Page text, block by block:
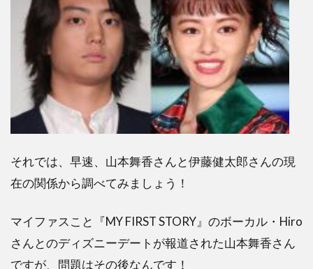
郎から
のプレ
ゼン
ト！？
3
山本
舞香の彼
氏はマイ
ファス
Hiro！？
4
ま
それでは、早速、山本舞香さんと伊藤健太郎さんの現
在の関係から調べてみましょう！
マイファスこと『MY FIRST STORY』のボーカル・Hiro
さんとのディズニーデートが報道された山本舞香さん
ですが、問題はその後なんです！